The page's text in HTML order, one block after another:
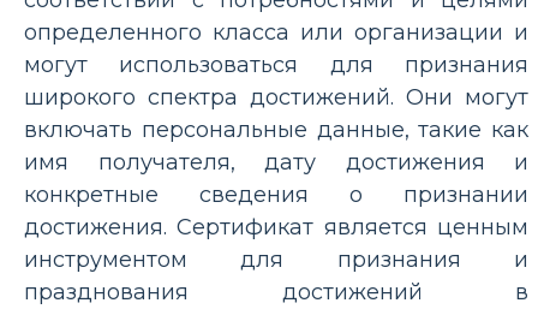
определенного класса или организации и
могут использоваться для признания
широкого спектра достижений. Они могут
включать персональные данные, такие как
имя получателя, дату достижения и
конкретные сведения о признании
достижения. Сертификат является ценным
инструментом для признания и
празднования достижений в